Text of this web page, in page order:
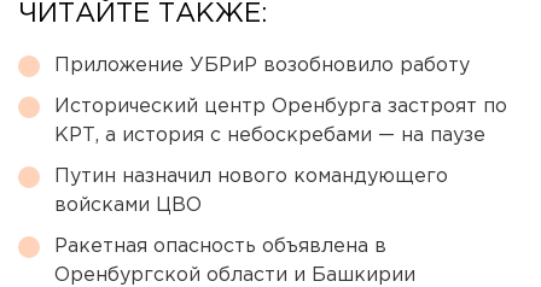
ЧИТАЙТЕ ТАКЖЕ:
Приложение УБРиР возобновило работу
Исторический центр Оренбурга застроят по
КРТ, а история с небоскребами — на паузе
Путин назначил нового командующего
войсками ЦВО
Ракетная опасность объявлена в
Оренбургской области и Башкирии